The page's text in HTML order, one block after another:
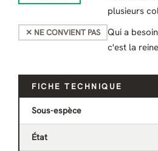
plusieurs
✕ NE CONVIENT PAS
Qui a
c'est la
FICHE TECHNIQUE
Sous-espèce
État